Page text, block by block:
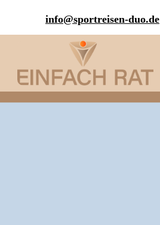
info@sportreisen-duo.de